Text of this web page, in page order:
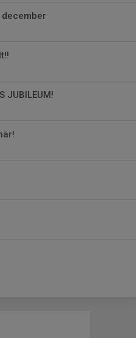
JUBILEUM!